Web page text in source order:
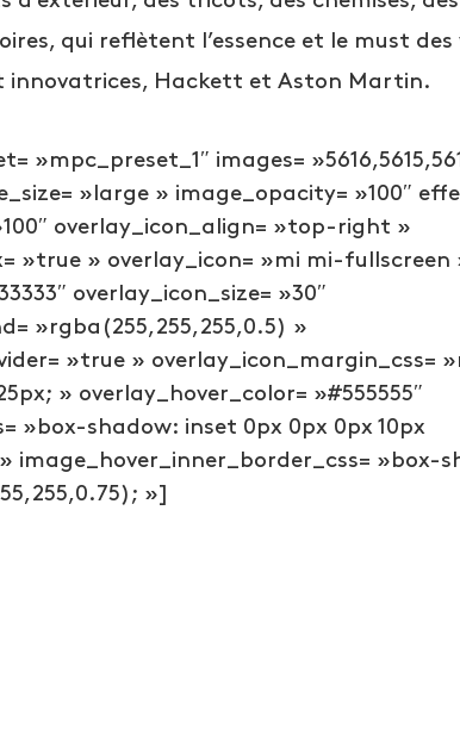
qui reflètent l’essence et le must des
innovatrices, Hackett et Aston Martin.
»mpc_preset_1″ images=
»large » image_opacity= »100″
overlay_icon_align= »top-right »
»true » overlay_icon= »mi mi-fullscreen
overlay_icon_size= »30″
»rgba(255,255,255,0.5) »
»true » overlay_icon_margin_css=
» overlay_hover_color= »#555555″
»box-shadow: inset 0px 0px 0px 10px
image_hover_inner_border_css= »box-
»]